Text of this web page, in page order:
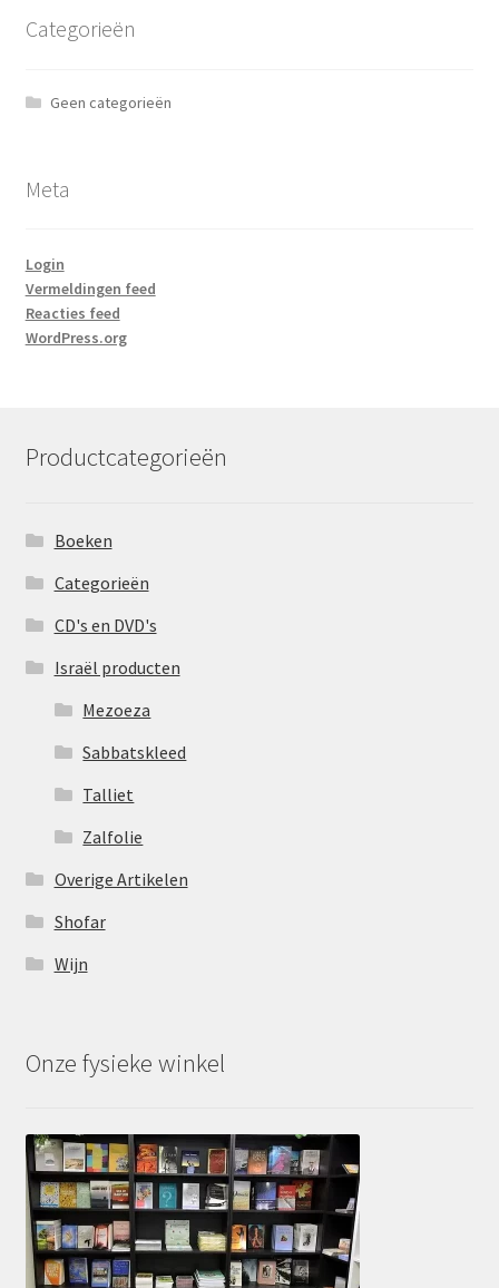
Categorieën
Geen categorieën
Meta
Login
Vermeldingen feed
Reacties feed
WordPress.org
Productcategorieën
Boeken
Categorieën
CD's en DVD's
Israël producten
Mezoeza
Sabbatskleed
Talliet
Zalfolie
Overige Artikelen
Shofar
Wijn
Onze fysieke winkel